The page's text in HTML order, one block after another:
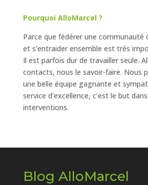
Pourquoi AlloMarcel ?
Parce que fédérer une communauté
et s’entraider ensemble est très
Il est parfois dur de travailler seule.
contacts, nous le savoir-faire. Nous
une belle équipe gagnante et
service d’excellence, c’est le but
interventions.
Blog AlloMarcel